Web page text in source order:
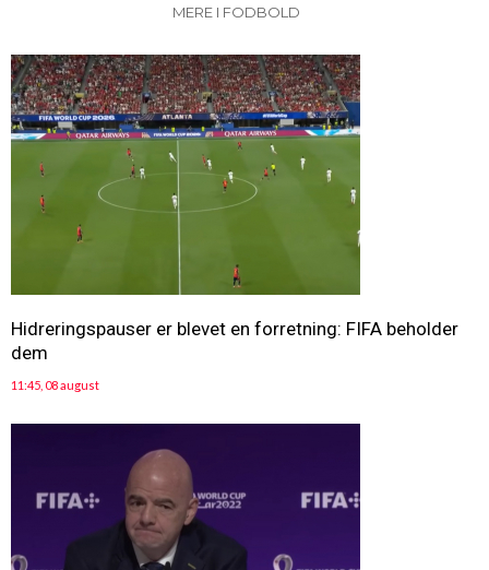
MERE I FODBOLD
Hidreringspauser er blevet en forretning: FIFA beholder
dem
11:45, 08 august